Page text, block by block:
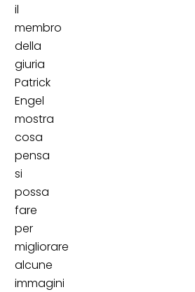
il
membro
della
giuria
Patrick
Engel
mostra
cosa
pensa
si
possa
fare
per
migliorare
alcune
immagini